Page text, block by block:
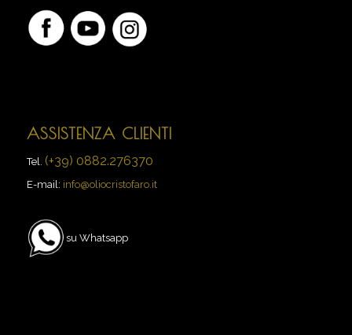
ASSISTENZA CLIENTI
Tel. (+39) 0882.276370
E-mail: info@oliocristofaro.it
su Whatsapp